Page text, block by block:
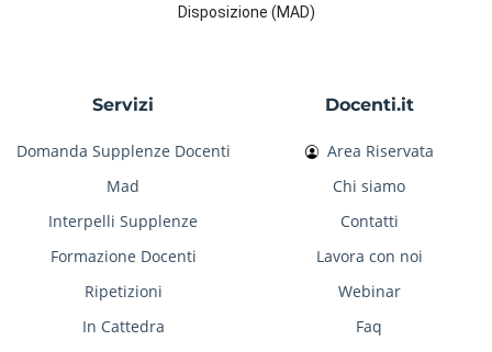
Disposizione (MAD)
Servizi
Domanda Supplenze Docenti
Mad
Interpelli Supplenze
Formazione Docenti
Ripetizioni
In Cattedra
Docenti.it
Area Riservata
Chi siamo
Contatti
Lavora con noi
Webinar
Faq